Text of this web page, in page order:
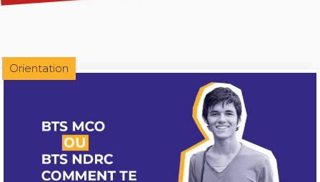
Orientation